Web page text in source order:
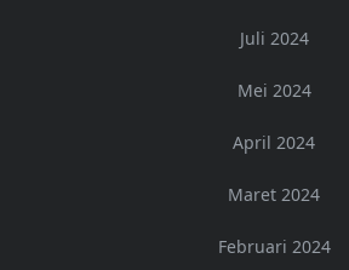
Juli 2024
Mei 2024
April 2024
Maret 2024
Februari 2024